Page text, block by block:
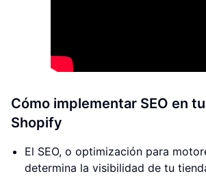
Cómo implementar SEO en
Shopify
El SEO, o optimización para
determina la visibilidad de tu